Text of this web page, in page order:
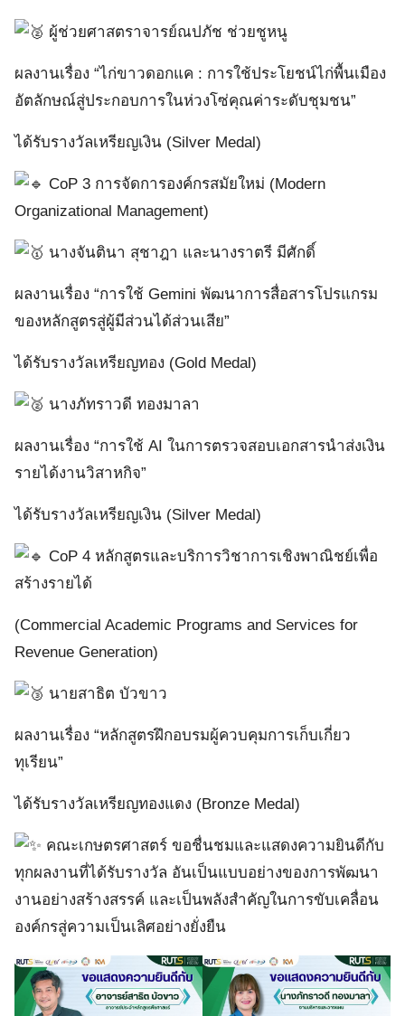
ผู้ช่วยศาสตราจารย์ณปภัช ช่วยชูหนู
ผลงานเรื่อง “ไก่ขาวดอกแค : การใช้ประโยชน์ไก่พื้นเมือง
อัตลักษณ์สู่ประกอบการในห่วงโซ่คุณค่าระดับชุมชน”
ได้รับรางวัลเหรียญเงิน (Silver Medal)
CoP 3 การจัดการองค์กรสมัยใหม่ (Modern
Organizational Management)
นางจันตินา สุชาฎา และนางราตรี มีศักดิ์
ผลงานเรื่อง “การใช้ Gemini พัฒนาการสื่อสารโปรแกรม
ของหลักสูตรสู่ผู้มีส่วนได้ส่วนเสีย”
ได้รับรางวัลเหรียญทอง (Gold Medal)
นางภัทราวดี ทองมาลา
ผลงานเรื่อง “การใช้ AI ในการตรวจสอบเอกสารนำส่งเงิน
รายได้งานวิสาหกิจ”
ได้รับรางวัลเหรียญเงิน (Silver Medal)
CoP 4 หลักสูตรและบริการวิชาการเชิงพาณิชย์เพื่อ
สร้างรายได้
(Commercial Academic Programs and Services for
Revenue Generation)
นายสาธิต บัวขาว
ผลงานเรื่อง “หลักสูตรฝึกอบรมผู้ควบคุมการเก็บเกี่ยว
ทุเรียน”
ได้รับรางวัลเหรียญทองแดง (Bronze Medal)
คณะเกษตรศาสตร์ ขอชื่นชมและแสดงความยินดีกับ
ทุกผลงานที่ได้รับรางวัล อันเป็นแบบอย่างของการพัฒนา
งานอย่างสร้างสรรค์ และเป็นพลังสำคัญในการขับเคลื่อน
องค์กรสู่ความเป็นเลิศอย่างยั่งยืน